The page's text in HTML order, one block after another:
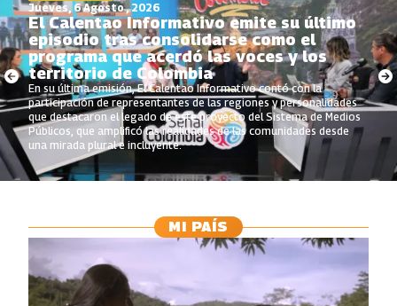
Jueves, 6 Agosto , 2026
El Calentao Informativo emite su último
episodio tras consolidarse como el
programa que acerdó las voces y los
territorio de Colombia
En su última emisión, El Calentao Informativo contó con la
participación de representantes de las regiones y personalidades
que destacaron el legado de este proyecto del Sistema de Medios
Públicos, que amplificó las realidades de las comunidades desde
una mirada plural e incluyente.
MI PAÍS